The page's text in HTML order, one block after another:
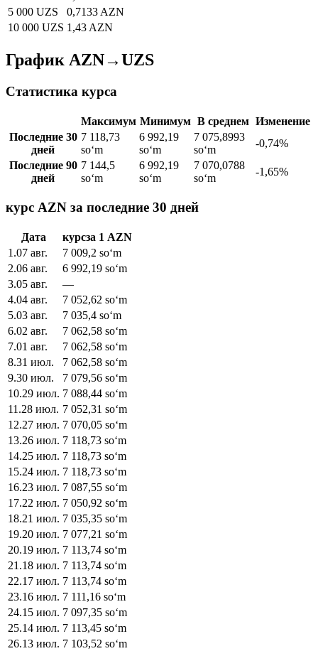
5 000 UZS
0,7133 AZN
10 000 UZS 1,43 AZN
График AZN→UZS
Статистика курса
Максимум Минимум В среднем Изменение
Последние 30
дней
7 118,73
soʻm
6 992,19
soʻm
7 075,8993
soʻm
-0,74%
Последние 90
дней
7 144,5
soʻm
6 992,19
soʻm
7 070,0788
soʻm
-1,65%
курс AZN за последние 30 дней
Дата курсза 1 AZN
1 .07 авг. 7 009,2 soʻm
2.06 авг. 6 992,19 soʻm
3.05 авг.
—
4.04 авг. 7 052,62 soʻm
5.03 авг. 7 035,4 soʻm
6.02 авг. 7 062,58 soʻm
7.01 авг. 7 062,58 soʻm
8.31 июл. 7 062,58 soʻm
9.30 июл. 7 079,56 soʻm
10.29 июл. 7 088,44 soʻm
11 .28 июл. 7 052,31 soʻm
12.27 июл. 7 070,05 soʻm
13.26 июл. 7 118,73 soʻm
14.25 июл. 7 118,73 soʻm
15.24 июл. 7 118,73 soʻm
16.23 июл. 7 087,55 soʻm
17.22 июл. 7 050,92 soʻm
18.21 июл. 7 035,35 soʻm
19.20 июл. 7 077,21 soʻm
20.19 июл. 7 113,74 soʻm
21 .18 июл. 7 113,74 soʻm
22.17 июл. 7 113,74 soʻm
23.16 июл. 7 111,16 soʻm
24.15 июл. 7 097,35 soʻm
25.14 июл. 7 113,45 soʻm
26.13 июл. 7 103,52 soʻm